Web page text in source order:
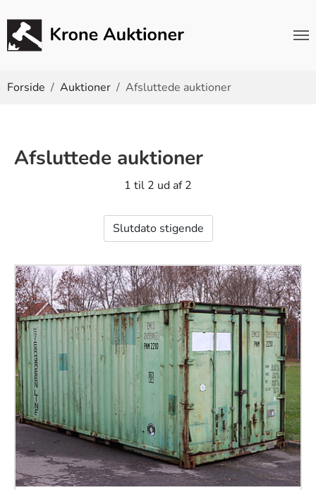
Forside Auktioner Afsluttede auktioner
Afsluttede auktioner
1 til 2 ud af 2